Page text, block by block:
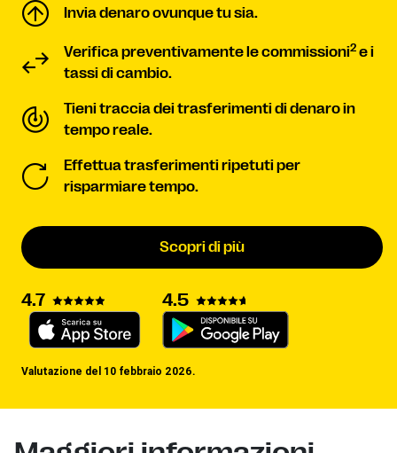
Invia denaro ovunque tu sia.
Verifica preventivamente le commissioni2 e i
tassi di cambio.
Tieni traccia dei trasferimenti di denaro in
tempo reale.
Effettua trasferimenti ripetuti per
risparmiare tempo.
Scopri di più
4.7 4.5
Valutazione del 10 febbraio 2026.